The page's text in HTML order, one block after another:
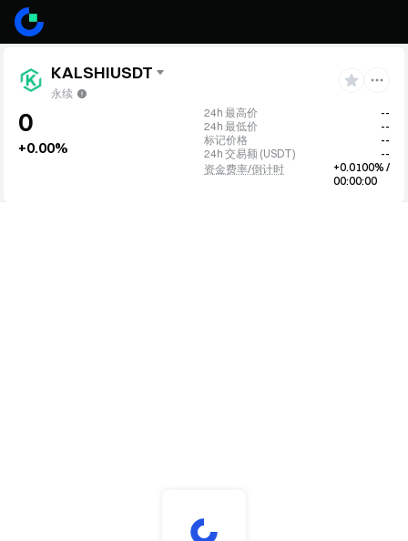
KALSHIUSDT
永续
0
+0.00%
24h 最高价
--
24h 最低价
--
标记价格
--
24h 交易额 (USDT)
--
资金费率/倒计时
+0.0100% /
00:00:00